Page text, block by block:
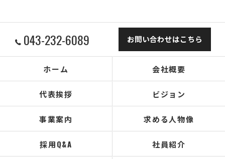
043-232-6089 お問い合わせはこちら
ホーム 会社概要
代表挨拶 ビジョン
事業案内 求める人物像
採用Q&A 社員紹介